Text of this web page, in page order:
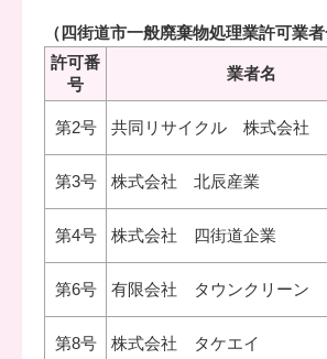
（四街道市一般廃棄物処理業許可業者
許可番
号
業者名
第2号 共同リサイクル 株式会社
第3号 株式会社 北辰産業
第4号 株式会社 四街道企業
第6号 有限会社 タウンクリーン
第8号 株式会社 タケエイ